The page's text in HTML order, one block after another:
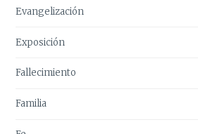
Evangelización
Exposición
Fallecimiento
Familia